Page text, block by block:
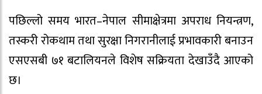
पछिल्लो समय भारत–नेपाल सीमाक्षेत्रमा अपराध नियन्त्रण,
तस्करी रोकथाम तथा सुरक्षा निगरानीलाई प्रभावकारी बनाउन
एसएसबी ७१ बटालियनले विशेष सक्रियता देखाउँदै आएको
छ।